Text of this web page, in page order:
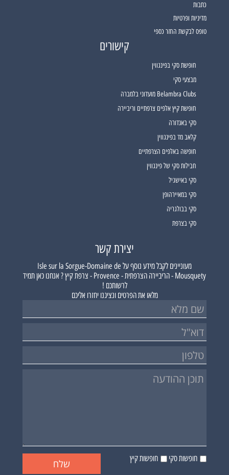
כתבות
מדיניות ופרטיות
טופס לבקשת החזר כספי
קישורים
חופשת סקי בפינגווין
מבצעי סקי
Belambra Clubs מועדוני בלמברה
חופשת קיץ אלפים צרפתיים וריביירה
סקי באנדורה
קלאב מד בפינגווין
חופשה באלפים הצרפתיים
חבילות סקי של פינגווין
סקי באישגיל
סקי במאיירהופן
סקי בבולגריה
סקי בצרפת
יצירת קשר
מעוניינים לקבל מידע נוסף על Isle sur la Sorgue-Domaine de
Mousquety - הריביירה הצרפתית - Provence - צרפת קיץ ?
אנחנו כאן תמיד
לרשותכם !
מלאו את הפרטים ונציגנו יחזרו אליכם
חופשות סקי חופשות קיץ